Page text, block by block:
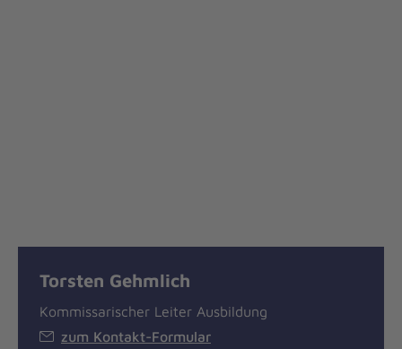
Torsten Gehmlich
Kommissarischer Leiter Ausbildung
zum Kontakt-Formular